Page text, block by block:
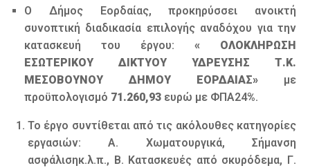
Ο Δήμος Εορδαίας, προκηρύσσει ανοικτή
συνοπτική διαδικασία επιλογής αναδόχου για την
κατασκευή του έργου: « ΟΛΟΚΛΗΡΩΣΗ
ΕΣΩΤΕΡΙΚΟΥ ΔΙΚΤΥΟΥ ΥΔΡΕΥΣΗΣ Τ.Κ.
ΜΕΣΟΒΟΥΝΟΥ ΔΗΜΟΥ ΕΟΡΔΑΙΑΣ» με
προϋπολογισμό 71.260,93 ευρώ με ΦΠΑ24%.
Το έργο συντίθεται από τις ακόλουθες κατηγορίες
εργασιών: Α. Χωματουργικά, Σήμανση
ασφάλισηκ.λ.π., Β. Κατασκευές από σκυρόδεμα, Γ.